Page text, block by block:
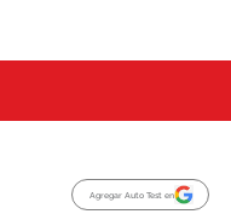
Agregar Auto Test en